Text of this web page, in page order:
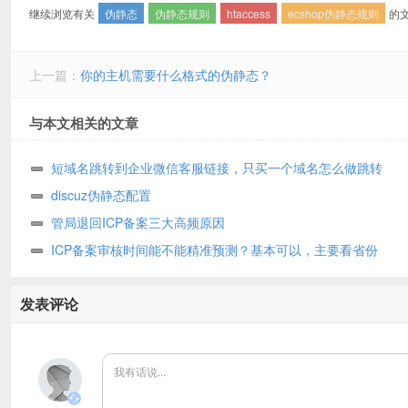
继续浏览有关 伪静态 伪静态规则 htaccess ecshop伪静态规则 的
上一篇： 你的主机需要什么格式的伪静态？
与本文相关的文章
短域名跳转到企业微信客服链接，只买一个域名怎么做跳转
discuz伪静态配置
管局退回ICP备案三大高频原因
ICP备案审核时间能不能精准预测？基本可以，主要看省份
发表评论